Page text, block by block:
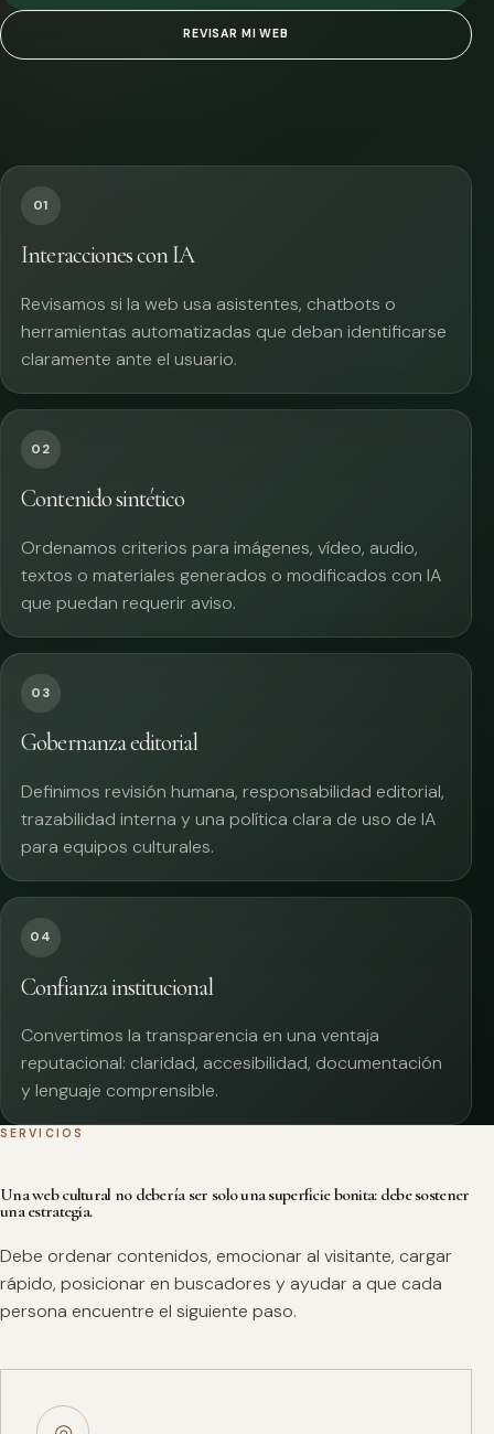
REVISAR MI WEB
01
Interacciones con IA
Revisamos si la web usa asistentes, chatbots o
herramientas automatizadas que deban identificarse
claramente ante el usuario.
02
Contenido sintético
Ordenamos criterios para imágenes, vídeo, audio,
textos o materiales generados o modificados con IA
que puedan requerir aviso.
03
Gobernanza editorial
Definimos revisión humana, responsabilidad editorial,
trazabilidad interna y una política clara de uso de IA
para equipos culturales.
04
Confianza institucional
Convertimos la transparencia en una ventaja
reputacional: claridad, accesibilidad, documentación
y lenguaje comprensible.
SERVICIOS
Una web cultural no debería ser solo una superficie bonita: debe sostener
una estrategia.
Debe ordenar contenidos, emocionar al visitante, cargar
rápido, posicionar en buscadores y ayudar a que cada
persona encuentre el siguiente paso.